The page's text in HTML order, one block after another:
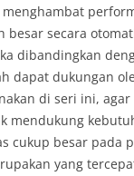
besar secara
dibandingkan
dapat dukungan
di seri ini,
mendukung
cukup besar pada
yang